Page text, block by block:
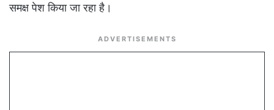
समक्ष पेश किया जा रहा है।
ADVERTISEMENTS